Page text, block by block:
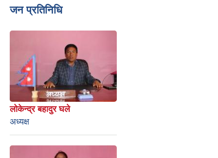
जन प्रतिनिधि
लोकेन्द्र बहादुर घले
अध्यक्ष